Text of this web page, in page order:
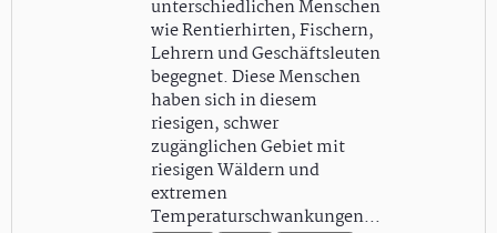
unterschiedlichen Menschen
wie Rentierhirten, Fischern,
Lehrern und Geschäftsleuten
begegnet. Diese Menschen
haben sich in diesem
riesigen, schwer
zugänglichen Gebiet mit
riesigen Wäldern und
extremen
Temperaturschwankungen…